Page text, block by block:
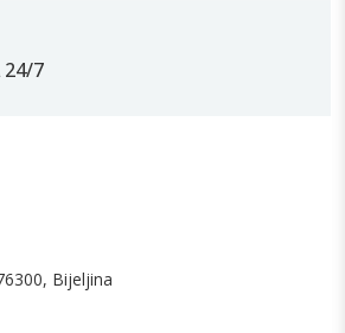
24/7
Bijeljina